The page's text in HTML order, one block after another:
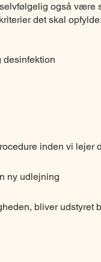
også være
det skal opfylde:
desinfektion
inden vi lejer
ny udlejning
bliver udstyret